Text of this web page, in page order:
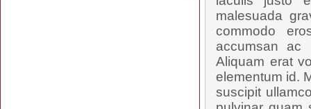
malesuada
commodo
accumsan ac
Aliquam erat
elementum id.
suscipit